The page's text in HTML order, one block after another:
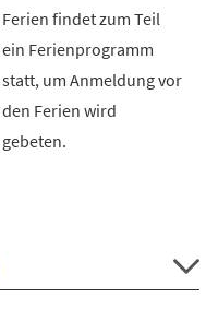
Ferien findet zum Teil
ein Ferienprogramm
statt, um Anmeldung vor
den Ferien wird
gebeten.